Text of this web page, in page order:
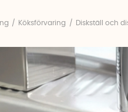
Köksförvaring Diskställ och